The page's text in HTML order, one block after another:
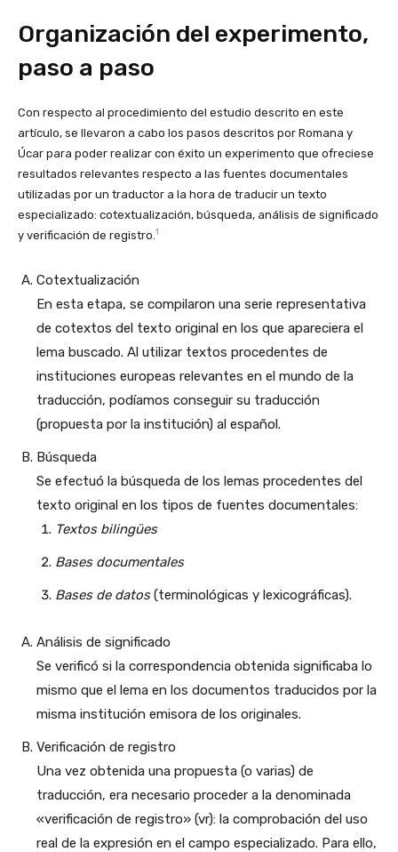
Organización del experimento,
paso a paso
Con respecto al procedimiento del estudio descrito en este
artículo, se llevaron a cabo los pasos descritos por Romana y
Úcar para poder realizar con éxito un experimento que ofreciese
resultados relevantes respecto a las fuentes documentales
utilizadas por un traductor a la hora de traducir un texto
especializado: cotextualización, búsqueda, análisis de significado
y verificación de registro. 1
Cotextualización
En esta etapa, se compilaron una serie representativa
de cotextos del texto original en los que apareciera el
lema buscado. Al utilizar textos procedentes de
instituciones europeas relevantes en el mundo de la
traducción, podíamos conseguir su traducción
(propuesta por la institución) al español.
Búsqueda
Se efectuó la búsqueda de los lemas procedentes del
texto original en los tipos de fuentes documentales:
Textos bilingües
Bases documentales
Bases de datos(terminológicas y lexicográficas).
Análisis de significado
Se verificó si la correspondencia obtenida significaba lo
mismo que el lema en los documentos traducidos por la
misma institución emisora de los originales.
Verificación de registro
Una vez obtenida una propuesta (o varias) de
traducción, era necesario proceder a la denominada
«verificación de registro» (vr): la comprobación del uso
real de la expresión en el campo especializado. Para ello,